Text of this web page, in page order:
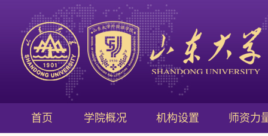
首页 学院概况 机构设置 师资力